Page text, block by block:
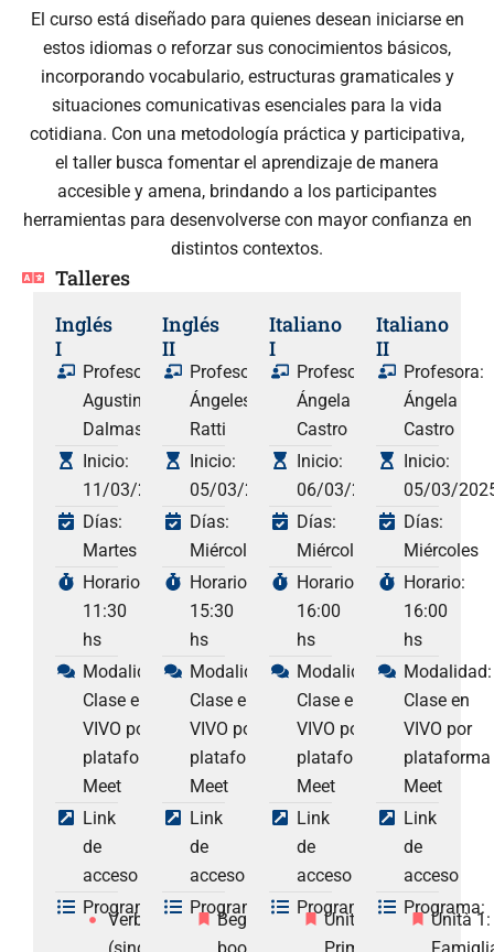
El curso está diseñado para quienes desean iniciarse en
estos idiomas o reforzar sus conocimientos básicos,
incorporando vocabulario, estructuras gramaticales y
situaciones comunicativas esenciales para la vida
cotidiana. Con una metodología práctica y participativa,
el taller busca fomentar el aprendizaje de manera
accesible y amena, brindando a los participantes
herramientas para desenvolverse con mayor confianza en
distintos contextos.
Talleres
Inglés
I
Profesora:
Agustina
Dalmases
Inicio:
11/03/2025
Días:
Martes
Horario:
11:30
hs
Modalidad:
Clase en
VIVO por
plataforma
Meet
Link
de
acceso
Programa:
Verb be
Inglés
II
Profesora:
Ángeles
Ratti
Inicio:
05/03/2025
Días:
Miércoles
Horario:
15:30
hs
Modalidad:
Clase en
VIVO por
plataforma
Meet
Link
de
acceso
Programa:
Beginners
Italiano
I
Profesora:
Ángela
Castro
Inicio:
06/03/2025
Días:
Miércoles
Horario:
16:00
hs
Modalidad:
Clase en
VIVO por
plataforma
Meet
Link
de
acceso
Programa:
Unità 1:
Italiano
II
Profesora:
Ángela
Castro
Inicio:
05/03/
Días:
Miércoles
Horario:
16:00
hs
Modalidad:
Clase en
VIVO por
plataforma
Meet
Link
de
acceso
Programa:
Unità 1: